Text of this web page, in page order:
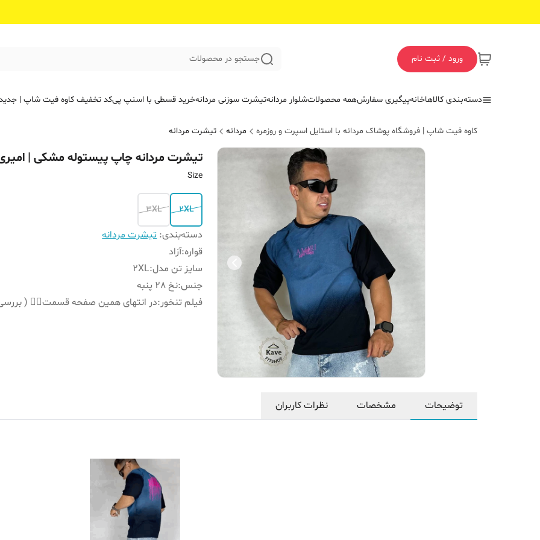
ورود / ثبت نام جستجو در محصولات
دسته‌بندی کالاهاخانهپیگیری سفارشهمه محصولاتشلوار مردانهتیشرت سوزنی مردانهخرید قسطی با اسنپ پیکد تخفیف کاوه فیت‌ شاپ |
کاوه فیت شاپ | فروشگاه پوشاک مردانه با استایل اسپرت و روزمره مردانه تیشرت مردانه
تیشرت مردانه چاپ پیستوله مشکی |
Size
2XL
3XL
دسته‌بندی:تیشرت مردانه
قواره:آزاد
سایز تن‌ مدل:
2XL
جنس:نخ 28 پنبه
فیلم تنخور:در انتهای همین صفحه قسمت👇🏻 (
توضیحات مشخصات نظرات کاربران